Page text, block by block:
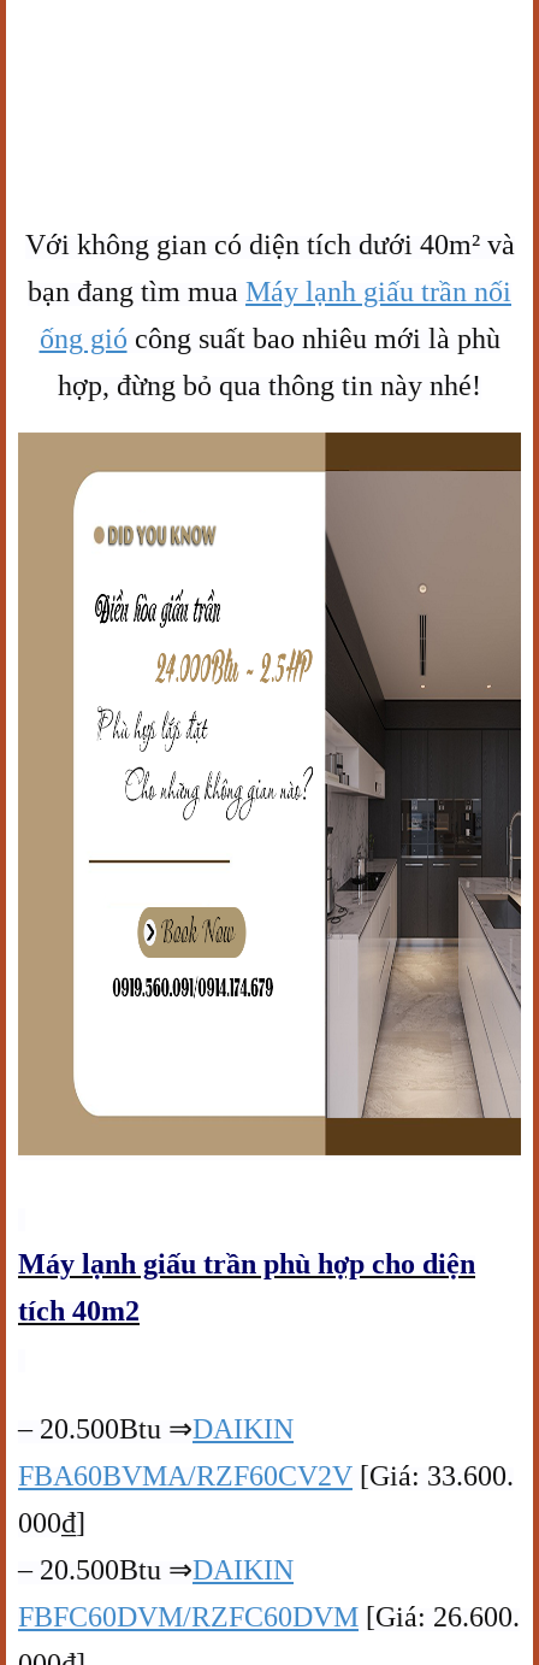
Với không gian có diện tích dưới 40m² và
bạn đang tìm mua Máy lạnh giấu trần nối
ống gió công suất bao nhiêu mới là phù
hợp, đừng bỏ qua thông tin này nhé!
Máy lạnh giấu trần phù hợp cho diện
tích 40m2
– 20.500Btu ⇒DAIKIN
FBA60BVMA/RZF60CV2V [Giá: 33.600.
000₫]
– 20.500Btu ⇒DAIKIN
FBFC60DVM/RZFC60DVM [Giá: 26.600.